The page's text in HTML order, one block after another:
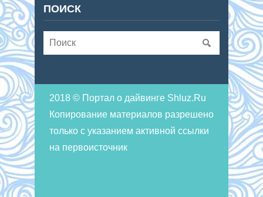
ПОИСК
2018 © Портал о дайвинге Shluz.Ru
Копирование материалов разрешено
только с указанием активной ссылки
на первоисточник